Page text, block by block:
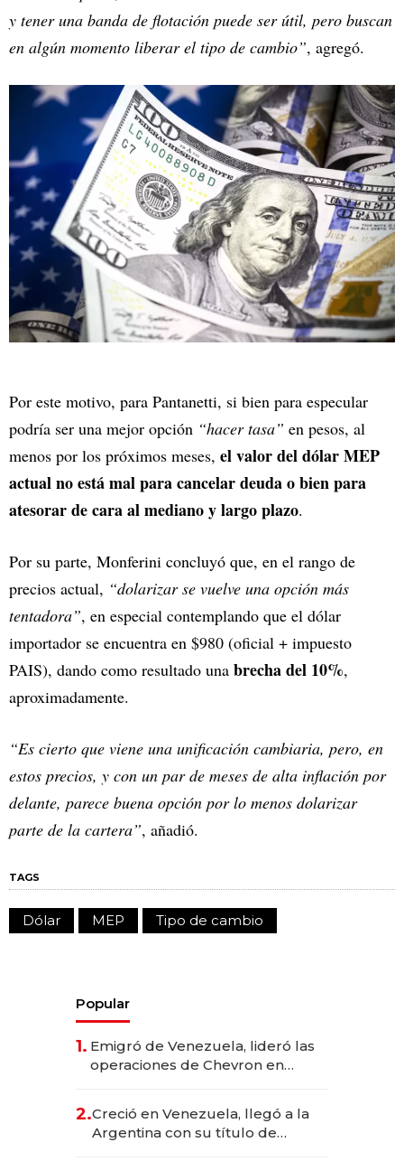
y tener una banda de flotación puede ser útil, pero buscan
en algún momento liberar el tipo de cambio”, agregó.
Por este motivo, para Pantanetti, si bien para especular
podría ser una mejor opción “hacer tasa” en pesos, al
menos por los próximos meses, el valor del dólar MEP
actual no está mal para cancelar deuda o bien para
atesorar de cara al mediano y largo plazo.
Por su parte, Monferini concluyó que, en el rango de
precios actual, “dolarizar se vuelve una opción más
tentadora”, en especial contemplando que el dólar
importador se encuentra en $980 (oficial + impuesto
PAIS), dando como resultado una brecha del 10%,
aproximadamente.
“Es cierto que viene una unificación cambiaria, pero, en
estos precios, y con un par de meses de alta inflación por
delante, parece buena opción por lo menos dolarizar
parte de la cartera”, añadió.
TAGS
Dólar MEP Tipo de cambio
Popular
1. Emigró de Venezuela, lideró las
operaciones de Chevron en
2.Creció en Venezuela, llegó a la
Argentina con su título de